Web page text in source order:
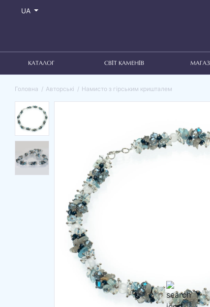
UA
КАТАЛОГ СВІТ КАМЕНІВ
Головна Авторські Намисто з гірським кришталем